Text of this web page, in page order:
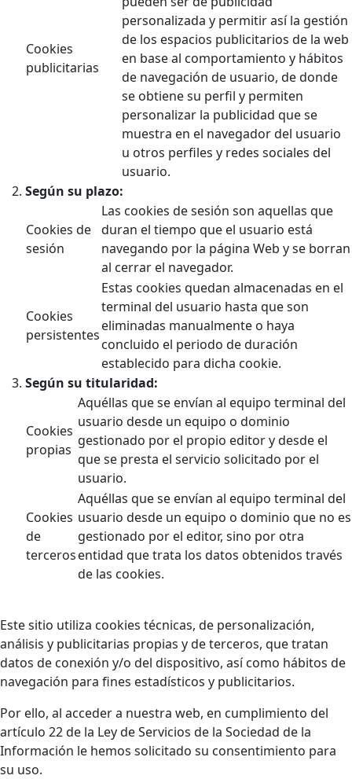
Cookies
publicitarias
personalizada y permitir así la gestión
de los espacios publicitarios de la web
en base al comportamiento y hábitos
de navegación de usuario, de donde
se obtiene su perfil y permiten
personalizar la publicidad que se
muestra en el navegador del usuario
u otros perfiles y redes sociales del
usuario.
Según su plazo:
Cookies de
sesión
Las cookies de sesión son aquellas que
duran el tiempo que el usuario está
navegando por la página Web y se borran
al cerrar el navegador.
Cookies
persistentes
Estas cookies quedan almacenadas en el
terminal del usuario hasta que son
eliminadas manualmente o haya
concluido el periodo de duración
establecido para dicha cookie.
Según su titularidad:
Cookies
propias
Aquéllas que se envían al equipo terminal del
usuario desde un equipo o dominio
gestionado por el propio editor y desde el
que se presta el servicio solicitado por el
usuario.
Cookies
de
terceros
Aquéllas que se envían al equipo terminal del
usuario desde un equipo o dominio que no es
gestionado por el editor, sino por otra
entidad que trata los datos obtenidos través
de las cookies.
Este sitio utiliza cookies técnicas, de personalización,
análisis y publicitarias propias y de terceros, que tratan
datos de conexión y/o del dispositivo, así como hábitos de
navegación para fines estadísticos y publicitarios.
Por ello, al acceder a nuestra web, en cumplimiento del
artículo 22 de la Ley de Servicios de la Sociedad de la
Información le hemos solicitado su consentimiento para
su uso.